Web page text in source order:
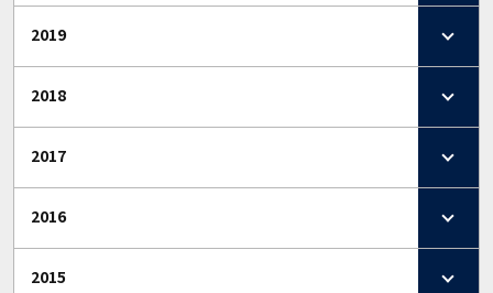
2019
2018
2017
2016
2015